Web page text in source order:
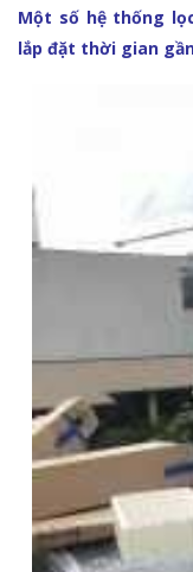
Một số hệ thống
lắp đặt thời gian